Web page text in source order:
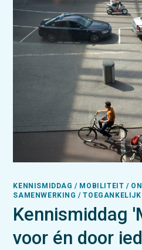
KENNISMIDDAG / MOBILITEIT /
SAMENWERKING /
Kennismiddag
voor én door